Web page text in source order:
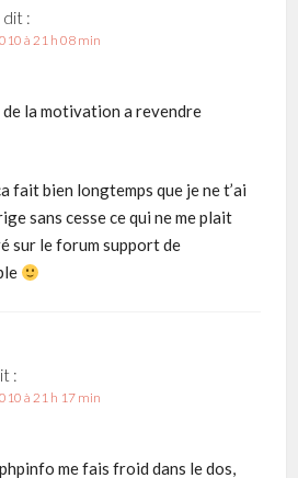
dit :
à 21 h 08 min
de la motivation a revendre
fait bien longtemps que je ne t’ai
sans cesse ce qui ne me plait
sur le forum support de
:
à 21 h 17 min
me fais froid dans le dos,